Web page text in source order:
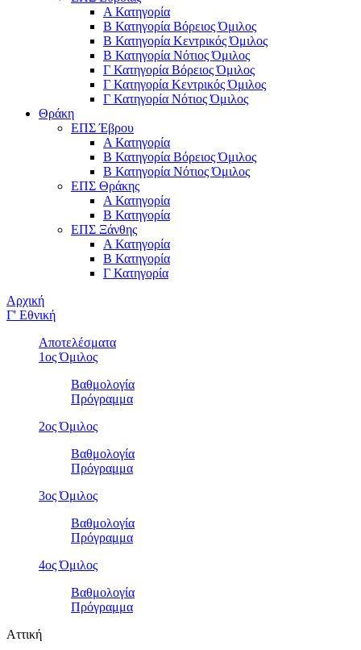
Α Κατηγορία
Β Κατηγορία Βόρειος Όμιλος
Β Κατηγορία Κεντρικός Όμιλος
Β Κατηγορία Νότιος Όμιλος
Γ Κατηγορία Βόρειος Όμιλος
Γ Κατηγορία Κεντρικός Όμιλος
Γ Κατηγορία Νότιος Όμιλος
Θράκη
ΕΠΣ Έβρου
Α Κατηγορία
Β Κατηγορία Βόρειος Όμιλος
Β Κατηγορία Νότιος Όμιλος
ΕΠΣ Θράκης
Α Κατηγορία
Β Κατηγορία
ΕΠΣ Ξάνθης
Α Κατηγορία
Β Κατηγορία
Γ Κατηγορία
Αρχική
Γ' Εθνική
Αποτελέσματα
1ος Όμιλος
Βαθμολογία
Πρόγραμμα
2ος Όμιλος
Βαθμολογία
Πρόγραμμα
3ος Όμιλος
Βαθμολογία
Πρόγραμμα
4ος Όμιλος
Βαθμολογία
Πρόγραμμα
Αττική